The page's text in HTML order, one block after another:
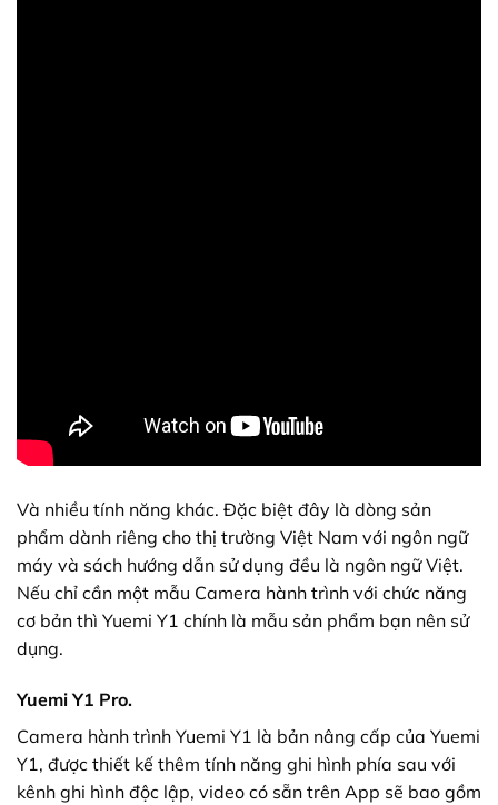
Và nhiều tính năng khác. Đặc biệt đây là dòng sản
phẩm dành riêng cho thị trường Việt Nam với ngôn ngữ
máy và sách hướng dẫn sử dụng đều là ngôn ngữ Việt.
Nếu chỉ cần một mẫu Camera hành trình với chức năng
cơ bản thì Yuemi Y1 chính là mẫu sản phẩm bạn nên sử
dụng.
Yuemi Y1 Pro.
Camera hành trình Yuemi Y1 là bản nâng cấp của Yuemi
Y1, được thiết kế thêm tính năng ghi hình phía sau với
kênh ghi hình độc lập, video có sẵn trên App sẽ bao gồm